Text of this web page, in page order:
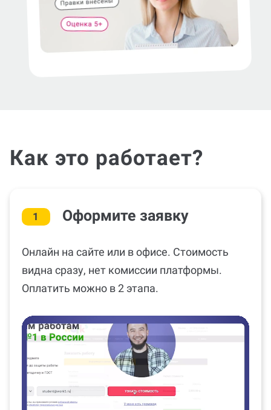
Как это работает?
1 Оформите заявку
Онлайн на сайте или в офисе. Стоимость
видна сразу, нет комиссии платформы.
Оплатить можно в 2 этапа.